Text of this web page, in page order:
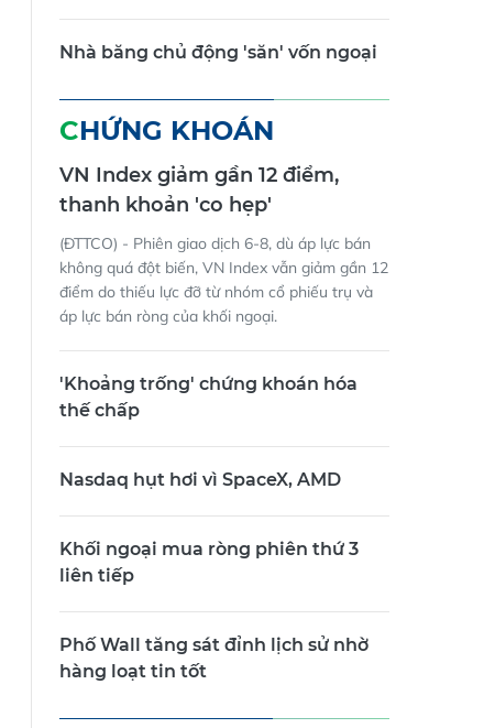
Nhà băng chủ động 'săn' vốn ngoại
CHỨNG KHOÁN
VN Index giảm gần 12 điểm,
thanh khoản 'co hẹp'
(ĐTTCO) - Phiên giao dịch 6-8, dù áp lực bán
không quá đột biến, VN Index vẫn giảm gần 12
điểm do thiếu lực đỡ từ nhóm cổ phiếu trụ và
áp lực bán ròng của khối ngoại.
'Khoảng trống' chứng khoán hóa
thế chấp
Nasdaq hụt hơi vì SpaceX, AMD
Khối ngoại mua ròng phiên thứ 3
liên tiếp
Phố Wall tăng sát đỉnh lịch sử nhờ
hàng loạt tin tốt